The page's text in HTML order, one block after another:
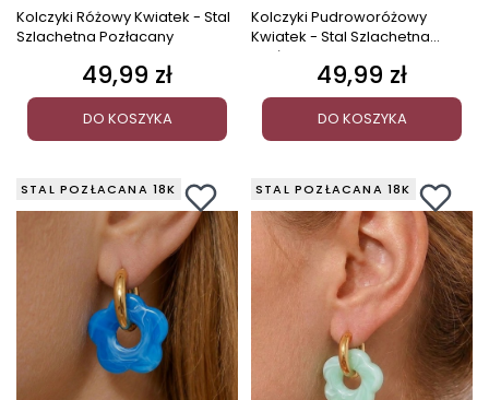
Kolczyki Różowy Kwiatek - Stal
Szlachetna Pozłacany
Cena
49,99 zł
DO KOSZYKA
Kolczyki Pudroworóżowy
Kwiatek - Stal Szlachetna
Pozłacany
Cena
49,99 zł
DO KOSZYKA
STAL POZŁACANA 18K STAL POZŁACANA 18K